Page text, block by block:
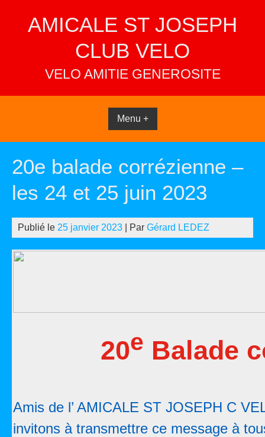
contentAMICALE ST JOSEPH
CLUB VELO
VELO AMITIE GENEROSITE
Menu +
20e balade corrézienne –
les 24 et 25 juin 2023
Publié le 25 janvier 2023 | Par Gérard LEDEZ
20e Balade
Amis de l’ AMICALE ST JOSEPH C
invitons à transmettre ce message à